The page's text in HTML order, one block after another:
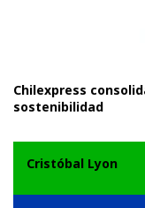
Chilexpress
sostenibilidad
Cristóbal Lyon